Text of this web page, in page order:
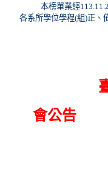
本榜單業經
各系所學位學程(組)正、
臺北
會公告